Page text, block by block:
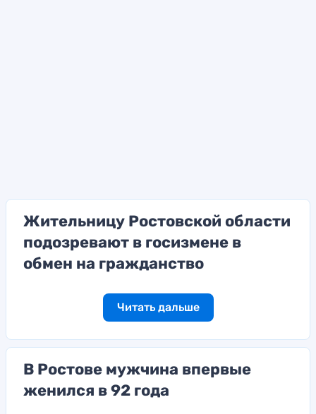
Жительницу Ростовской области
подозревают в госизмене в
обмен на гражданство
Читать дальше
В Ростове мужчина впервые
женился в 92 года